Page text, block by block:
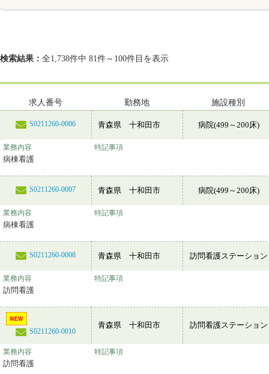
検索結果： 全1,738件中 81件～100件目を表示
求人番号 勤務地 施設種別
S0211260-0006 青森県 十和田市 病院(499～200床)
業務内容
病棟看護
特記事項
S0211260-0007 青森県 十和田市 病院(499～200床)
業務内容
病棟看護
特記事項
S0211260-0008 青森県 十和田市 訪問看護ステーション
業務内容
訪問看護
特記事項
S0211260-0010
青森県 十和田市 訪問看護ステーション
業務内容
訪問看護
特記事項